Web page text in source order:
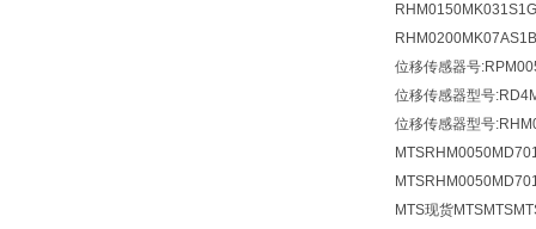
位移传感器号
位移传感器型号
位移传感器型号
MTS现货